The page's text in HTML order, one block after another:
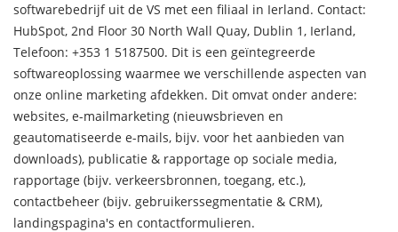
softwarebedrijf uit de VS met een filiaal in Ierland. Contact:
HubSpot, 2nd Floor 30 North Wall Quay, Dublin 1, Ierland,
Telefoon: +353 1 5187500. Dit is een geïntegreerde
softwareoplossing waarmee we verschillende aspecten van
onze online marketing afdekken. Dit omvat onder andere:
websites, e-mailmarketing (nieuwsbrieven en
geautomatiseerde e-mails, bijv. voor het aanbieden van
downloads), publicatie & rapportage op sociale media,
rapportage (bijv. verkeersbronnen, toegang, etc.),
contactbeheer (bijv. gebruikerssegmentatie & CRM),
landingspagina's en contactformulieren.